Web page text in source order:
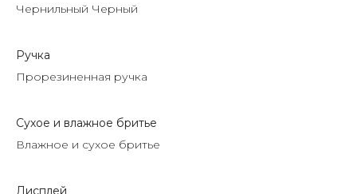
Чернильный Черный
Ручка
Прорезиненная ручка
Сухое и влажное бритье
Влажное и сухое бритье
Дисплей